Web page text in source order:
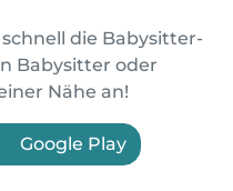
die Babysitter-
Babysitter oder
Nähe an!
Google Play